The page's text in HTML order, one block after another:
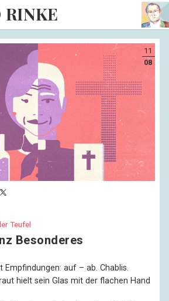
RINKE
Heim
EISINSEL
Blog
Lesesaal
Hörsaal
Kinosaal
11
08
Teufel
Besonderes
Empfindungen: auf – ab. Chablis.
hielt sein Glas mit der flachen Hand